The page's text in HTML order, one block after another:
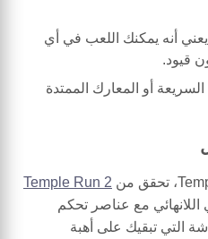
أنه يمكنك اللعب في أي
قيود.
أو المعارك الممتدة
Temple Run 2
مع عناصر تحكم
التي تبقيك على أهبة